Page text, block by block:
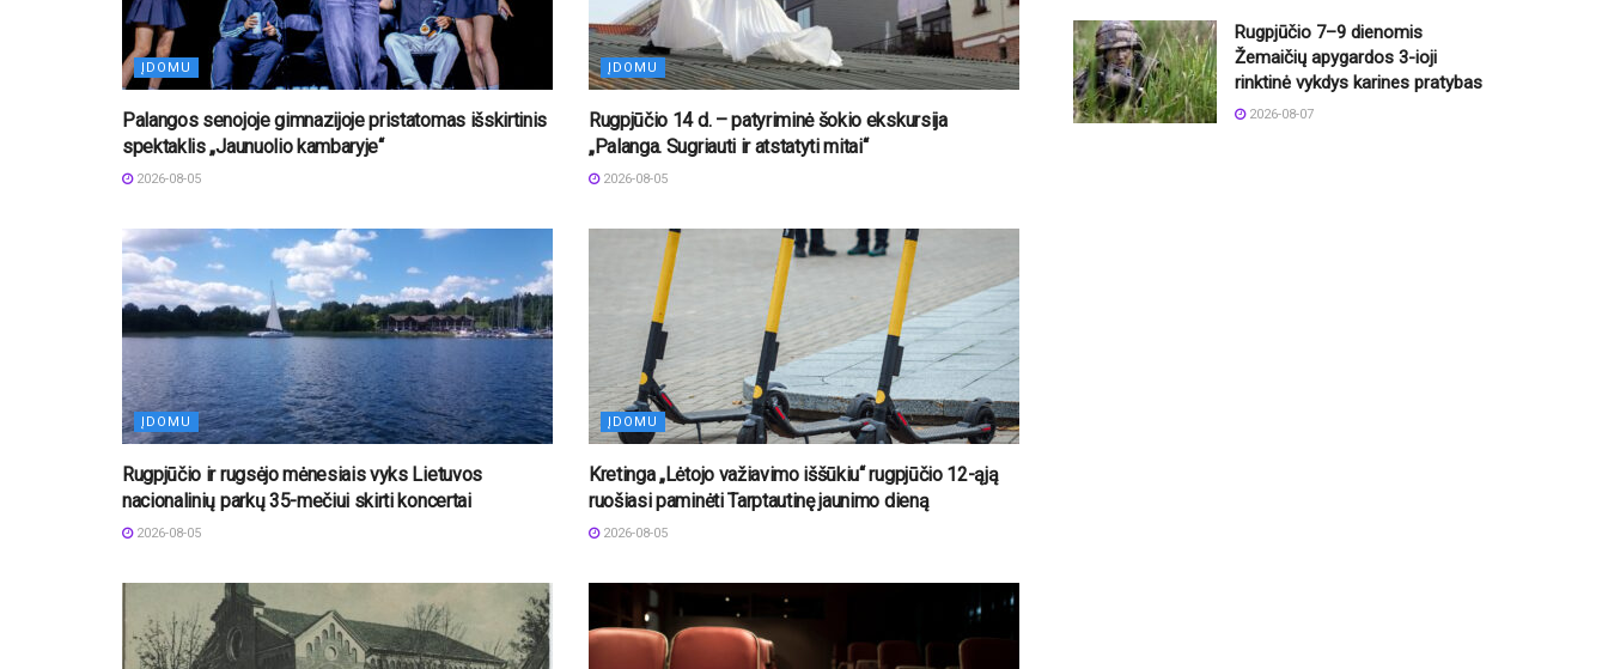
ĮDOMU
Palangos senojoje gimnazijoje pristatomas išskirtinis
spektaklis „Jaunuolio kambaryje“
2026-08-05
ĮDOMU
Rugpjūčio 14 d. – patyriminė šokio ekskursija
„Palanga. Sugriauti ir atstatyti mitai“
2026-08-05
ĮDOMU
Rugpjūčio ir rugsėjo mėnesiais vyks Lietuvos
nacionalinių parkų 35-mečiui skirti koncertai
2026-08-05
ĮDOMU
Kretinga „Lėtojo važiavimo iššūkiu“ rugpjūčio 12-ąją
ruošiasi paminėti Tarptautinę jaunimo dieną
2026-08-05
Rugpjūčio 7–9 dienomis
Žemaičių apygardos 3-ioji
rinktinė vykdys karines pratybas
2026-08-07